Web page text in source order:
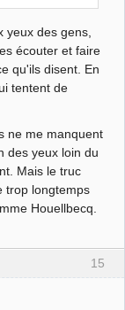
yeux des gens,
écouter et faire
qu'ils disent. En
tentent de
ne me manquent
des yeux loin du
Mais le truc
trop longtemps
Houellbecq.
15